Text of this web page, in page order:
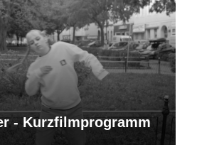
- Kurzfilmprogramm